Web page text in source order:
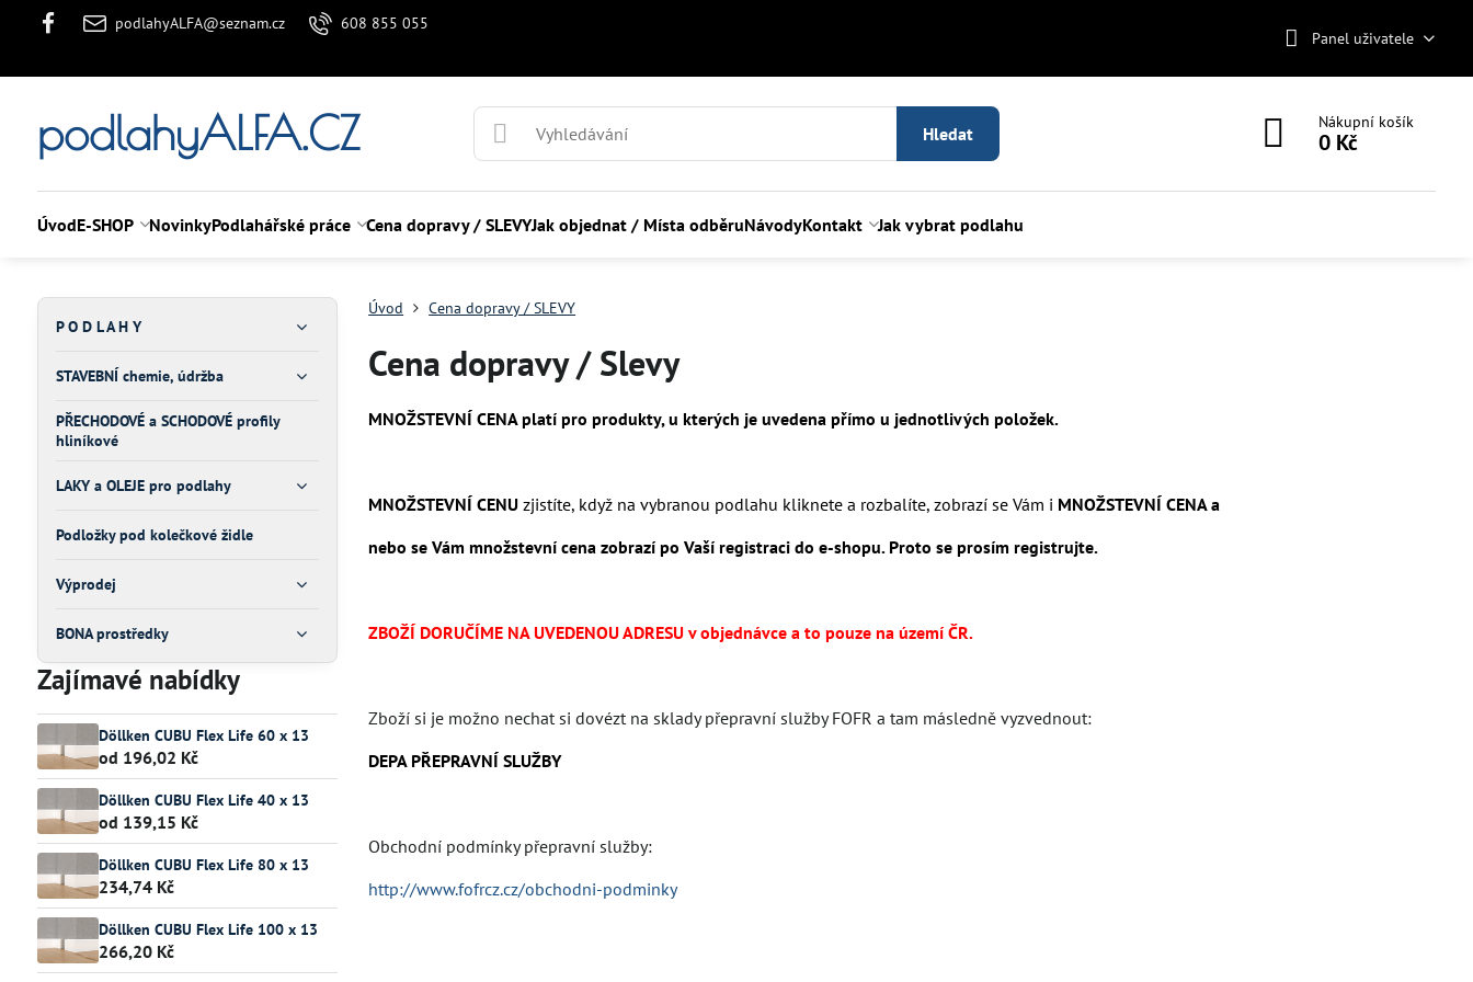
podlahyALFA@seznam.cz 608 855 055
Panel uživatele
podlahyALFA.CZ Hledat
Nákupní košík
0 Kč
ÚvodE-SHOP NovinkyPodlahářské práce Cena dopravy / SLEVYJak objednat / Místa odběruNávodyKontakt Jak vybrat podlahu
Úvod Cena dopravy / SLEVY
Cena dopravy / Slevy
MNOŽSTEVNÍ CENA platí pro produkty, u kterých je uvedena přímo u jednotlivých položek.
MNOŽSTEVNÍ CENU zjistíte, když na vybranou podlahu kliknete a rozbalíte, zobrazí se Vám i MNOŽSTEVNÍ CENA a
nebo se Vám množstevní cena zobrazí po Vaší registraci do e-shopu. Proto se prosím registrujte.
ZBOŽÍ DORUČÍME NA UVEDENOU ADRESU v objednávce a to pouze na území ČR.
Zboží si je možno nechat si dovézt na sklady přepravní služby FOFR a tam másledně vyzvednout:
DEPA PŘEPRAVNÍ SLUŽBY
Obchodní podmínky přepravní služby:
http://www.fofrcz.cz/obchodni-podminky
P O D L A H Y
STAVEBNÍ chemie, údržba
PŘECHODOVÉ a SCHODOVÉ profily
hliníkové
LAKY a OLEJE pro podlahy
Podložky pod kolečkové židle
Výprodej
BONA prostředky
Zajímavé nabídky
Döllken CUBU Flex Life 60 x 13
od 196,02 Kč
Döllken CUBU Flex Life 40 x 13
od 139,15 Kč
Döllken CUBU Flex Life 80 x 13
234,74 Kč
Döllken CUBU Flex Life 100 x 13
266,20 Kč